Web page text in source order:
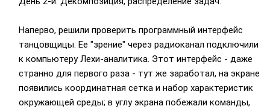
Наперво, решили проверить программный интерфейс
танцовщицы. Ее "зрение" через радиоканал подключили
к компьютеру Лехи-аналитика. Этот интерфейс - даже
странно для первого раза - тут же заработал, на экране
появились координатная сетка и набор характеристик
окружающей среды; в углу экрана побежали команды,